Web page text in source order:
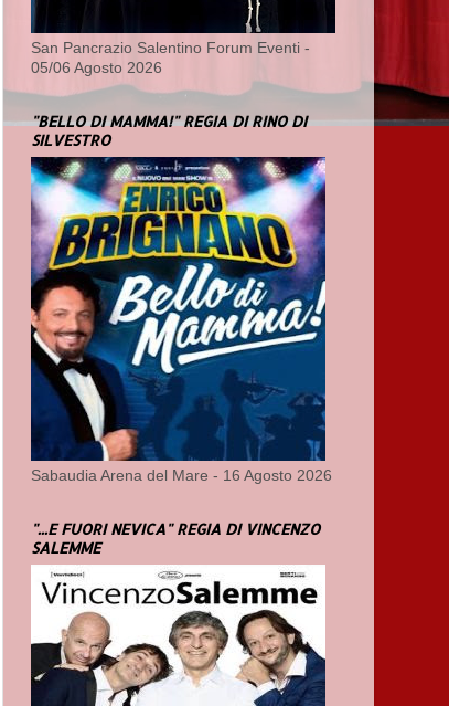
San Pancrazio Salentino Forum Eventi -
05/06 Agosto 2026
"BELLO DI MAMMA!" REGIA DI RINO DI
SILVESTRO
Sabaudia Arena del Mare - 16 Agosto 2026
"...E FUORI NEVICA" REGIA DI VINCENZO
SALEMME